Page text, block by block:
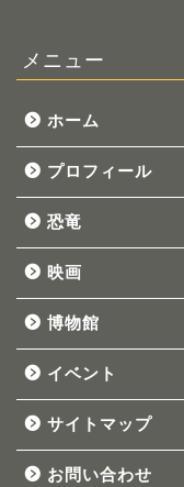
メニュー
ホーム
プロフィール
恐竜
映画
博物館
イベント
サイトマップ
お問い合わせ